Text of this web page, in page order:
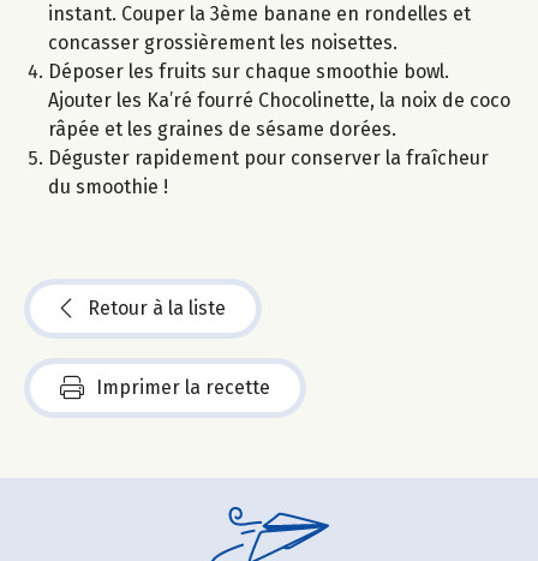
instant. Couper la 3ème banane en rondelles et
concasser grossièrement les noisettes.
Déposer les fruits sur chaque smoothie bowl.
Ajouter les Ka’ré fourré Chocolinette, la noix de coco
râpée et les graines de sésame dorées.
Déguster rapidement pour conserver la fraîcheur
du smoothie !
Retour à la liste
Imprimer la recette